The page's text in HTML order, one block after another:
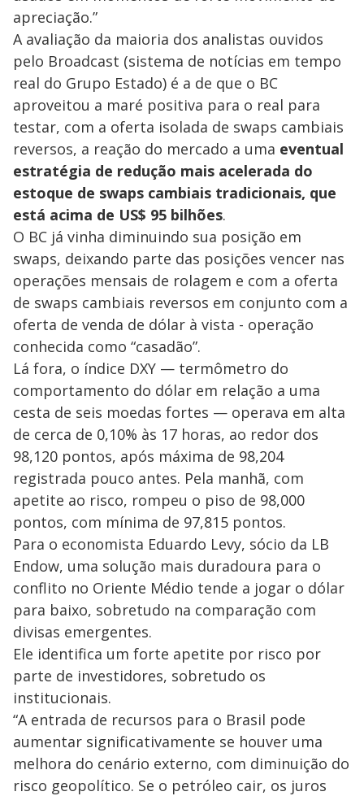
d
e
o
apreciação.”
A avaliação da maioria dos analistas ouvidos
pelo Broadcast (sistema de notícias em tempo
real do Grupo Estado) é a de que o BC
aproveitou a maré positiva para o real para
testar, com a oferta isolada de swaps cambiais
reversos, a reação do mercado a uma eventual
estratégia de redução mais acelerada do
estoque de swaps cambiais tradicionais, que
está acima de US$ 95 bilhões.
O BC já vinha diminuindo sua posição em
swaps, deixando parte das posições vencer nas
operações mensais de rolagem e com a oferta
de swaps cambiais reversos em conjunto com a
oferta de venda de dólar à vista - operação
conhecida como “casadão”.
Lá fora, o índice DXY — termômetro do
comportamento do dólar em relação a uma
cesta de seis moedas fortes — operava em alta
de cerca de 0,10% às 17 horas, ao redor dos
98,120 pontos, após máxima de 98,204
registrada pouco antes. Pela manhã, com
apetite ao risco, rompeu o piso de 98,000
pontos, com mínima de 97,815 pontos.
Para o economista Eduardo Levy, sócio da LB
Endow, uma solução mais duradoura para o
conflito no Oriente Médio tende a jogar o dólar
para baixo, sobretudo na comparação com
divisas emergentes.
Ele identifica um forte apetite por risco por
parte de investidores, sobretudo os
institucionais.
“A entrada de recursos para o Brasil pode
aumentar significativamente se houver uma
melhora do cenário externo, com diminuição do
risco geopolítico. Se o petróleo cair, os juros